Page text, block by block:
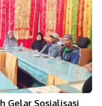
Gelar Sosialisasi